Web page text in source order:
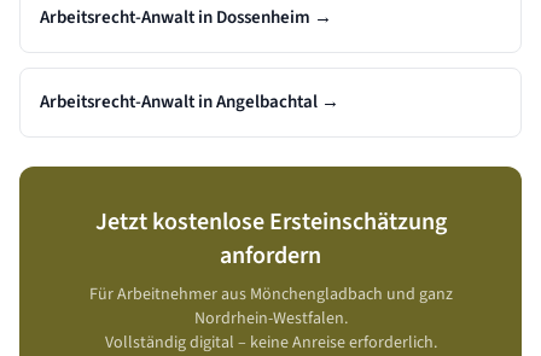
Arbeitsrecht-Anwalt in Dossenheim →
Arbeitsrecht-Anwalt in Angelbachtal →
Jetzt kostenlose Ersteinschätzung
anfordern
Für Arbeitnehmer aus Mönchengladbach und ganz
Nordrhein-Westfalen.
Vollständig digital – keine Anreise erforderlich.